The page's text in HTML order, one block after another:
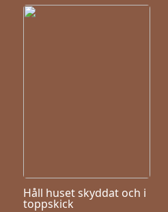
Håll huset skyddat och i
toppskick